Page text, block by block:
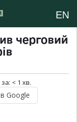
EN
черговий
< 1 хв.
Google